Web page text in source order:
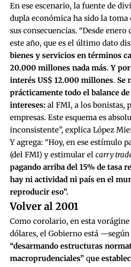
En ese escenario, la fuente de
dupla económica ha sido la toma
sus consecuencias. “Desde
este año, que es el último dato
bienes y servicios en términos
20.000 millones nada más.Y
interés US$ 12.000 millones. Se
prácticamente todo el balance
intereses: al FMI, a los bonistas,
empresas. Este esquema es
inconsistente”, explica López
Y agrega: “Hoy, en ese estímulo
(del FMI) y estimular el carry
pagando arriba del 15% de tasa
hay ni actividad ni país en el
reproducir eso”.
Volver al 2001
Como corolario, en esta vorágine
dólares, el Gobierno está
“desarmando estructuras
macroprudenciales” que